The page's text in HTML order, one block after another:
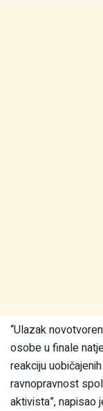
“Ulazak
osobe u finale
reakciju
ravnopravnost
aktivista”, napisao